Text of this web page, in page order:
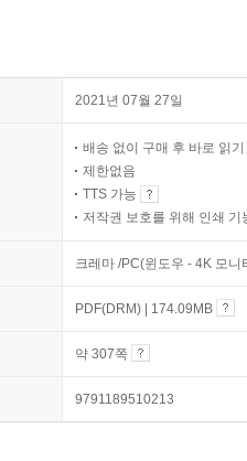
2021년 07월 27일
배송 없이 구매 후 바로 읽기
제한없음
TTS 가능
저작권 보호를 위해 인쇄 기
크레마 /PC(윈도우 - 4K 모
PDF(DRM) | 174.09MB
약 307쪽
9791189510213